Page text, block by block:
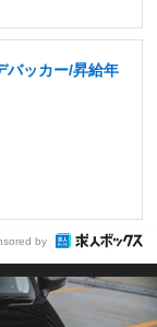
バッカー/昇給年
by